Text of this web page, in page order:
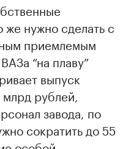
нужно сделать с
приемлемым
“на плаву”
выпуск
рублей,
завода, по
сократить до 55